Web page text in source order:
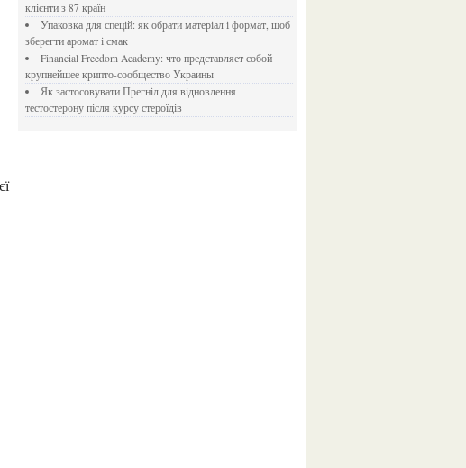
клієнти з 87 країн
Упаковка для спецій: як обрати матеріал і формат, щоб
зберегти аромат і смак
Financial Freedom Academy: что представляет собой
крупнейшее крипто-сообщество Украины
Як застосовувати Прегніл для відновлення
тестостерону після курсу стероїдів